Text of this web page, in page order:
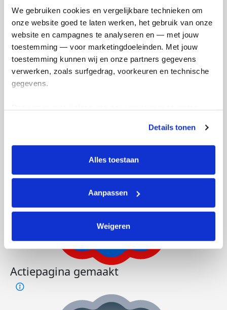
We gebruiken cookies en vergelijkbare technieken om
onze website goed te laten werken, het gebruik van onze
website en campagnes te analyseren en — met jouw
toestemming — voor marketingdoeleinden. Met jouw
toestemming kunnen wij en onze partners gegevens
verwerken, zoals surfgedrag, voorkeuren en technische
gegevens.
tonen. Je kunt je toestemming op elk moment wijzigen of
intrekken via Cookie instellingen onderaan de pagina. De
lijst met cookies is te vinden in het tabblad “details”.
Details tonen
Alles toestaan
Aanpassen
Weigeren
Nathalie's badges
Actiepagina gemaakt